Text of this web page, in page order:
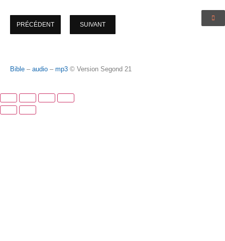
PRÉCÉDENT SUIVANT
Bible – audio – mp3 © Version Segond 21